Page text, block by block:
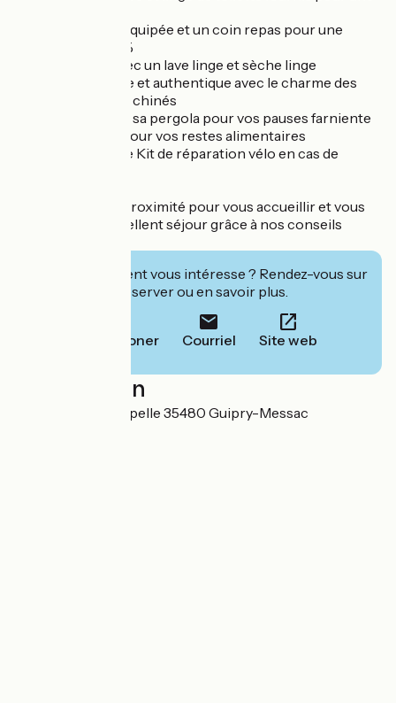
- La cuisine tout équipée et un coin repas pour une
autonomie à 100%
- La buanderie avec un lave linge et sèche linge
- La déco élégante et authentique avec le charme des
meubles et objets chinés
- La terrasse avec sa pergola pour vos pauses farniente
- La basse-cour pour vos restes alimentaires
- Le local vélo et le Kit de réparation vélo en cas de
Nous habitons à proximité pour vous accueillir et vous
permettre un excellent séjour grâce à nos conseils
Cet établissement vous intéresse ? Rendez-vous sur
leur site pour réserver ou en savoir plus.
Téléphoner Courriel Site web
Localisation
Impasse de la Chapelle 35480 Guipry-Messac